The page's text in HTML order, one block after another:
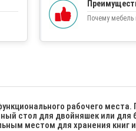
Почему мебель
рабочего
стол для двойняшек или для
местом для хранения книг